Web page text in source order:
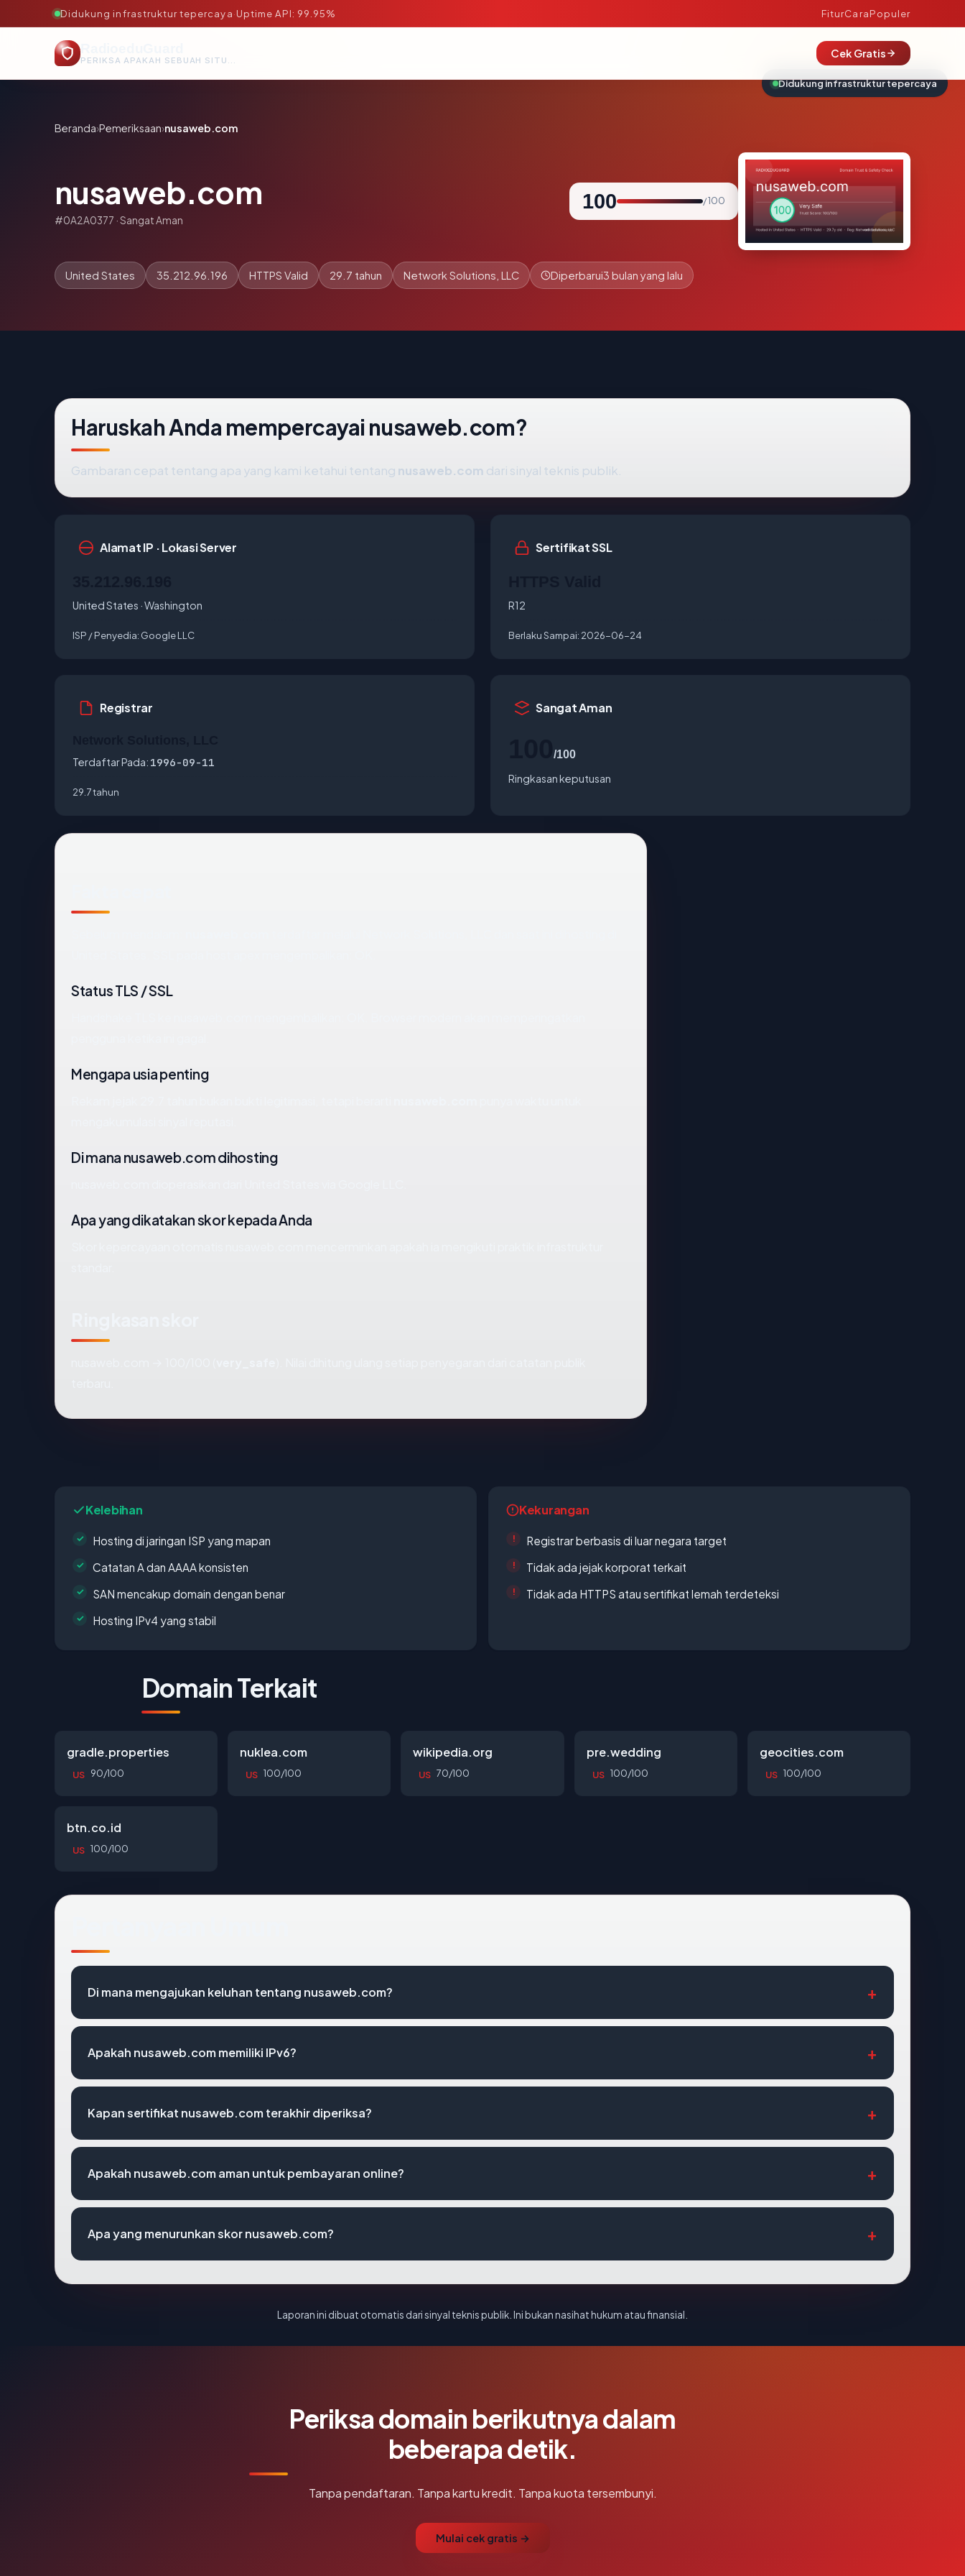
Didukung infrastruktur tepercaya·Uptime API: 99.95% FiturCaraPopuler
PERIKSA APAKAH SEBUAH SITUS AMAN, TEPERCAYA, DAN TERVERIFIKASI DALAM HITUNGAN DETIK.
Cek Gratis
Beranda›Pemeriksaan›nusaweb.com
nusaweb.com
#0A2A0377 · Sangat Aman
100 / 100
United States 35.212.96.196 HTTPS Valid 29.7 tahun Network Solutions, LLC Diperbarui3 bulan yang lalu
Haruskah Anda mempercayai nusaweb.com?
Gambaran cepat tentang apa yang kami ketahui tentang nusaweb.com dari sinyal teknis publik.
Alamat IP · Lokasi Server
United States · Washington
ISP / Penyedia: Google LLC
Sertifikat SSL
R12
Berlaku Sampai: 2026-06-24
Registrar
Terdaftar Pada: 1996-09-11
29.7 tahun
Sangat Aman
/100
Ringkasan keputusan
Status TLS / SSL
Mengapa usia penting
Di mana nusaweb.com dihosting
Apa yang dikatakan skor kepada Anda
Kelebihan
Hosting di jaringan ISP yang mapan
Catatan A dan AAAA konsisten
SAN mencakup domain dengan benar
Hosting IPv4 yang stabil
Kekurangan
Registrar berbasis di luar negara target
Tidak ada jejak korporat terkait
Tidak ada HTTPS atau sertifikat lemah terdeteksi
Domain Terkait
gradle.properties
US 90/100
nuklea.com
US 100/100
wikipedia.org
US 70/100
pre.wedding
US 100/100
geocities.com
US 100/100
btn.co.id
US 100/100
Di mana mengajukan keluhan tentang nusaweb.com?
Apakah nusaweb.com memiliki IPv6?
Kapan sertifikat nusaweb.com terakhir diperiksa?
Apakah nusaweb.com aman untuk pembayaran online?
Apa yang menurunkan skor nusaweb.com?
Laporan ini dibuat otomatis dari sinyal teknis publik. Ini bukan nasihat hukum atau finansial.
Periksa domain berikutnya dalam
beberapa detik.
Tanpa pendaftaran. Tanpa kartu kredit. Tanpa kuota tersembunyi.
Mulai cek gratis →
Didukung infrastruktur tepercaya